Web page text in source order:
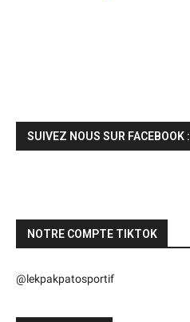
SUIVEZ NOUS SUR FACEBOOK :
NOTRE COMPTE TIKTOK
@lekpakpatosportif